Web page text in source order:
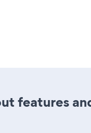
features